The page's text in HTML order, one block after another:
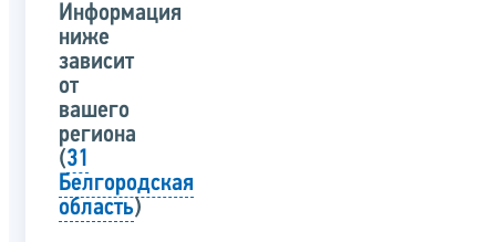
Информация
ниже
зависит
от
вашего
региона
(31
Белгородская
область)